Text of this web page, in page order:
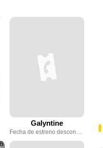
Galyntine
Fecha de estreno desconocida